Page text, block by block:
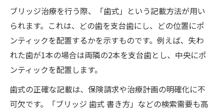
ブリッジ治療を行う際、「歯式」という記載方法が用い
られます。これは、どの歯を支台歯にし、どの位置にポ
ンティックを配置するかを示すものです。例えば、失わ
れた歯が1本の場合は両隣の2本を支台歯とし、中央にポ
ンティックを配置します。
歯式の正確な記載は、保険請求や治療計画の明確化に不
可欠です。「ブリッジ 歯式 書き方」などの検索需要も高